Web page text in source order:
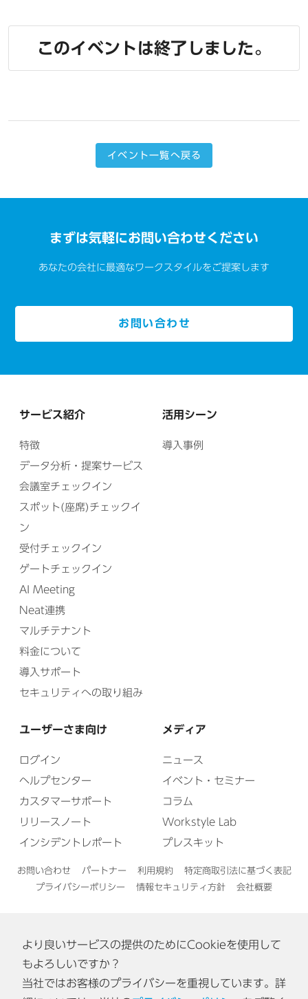
このイベントは終了しました。
イベント一覧へ戻る
まずは気軽にお問い合わせください
あなたの会社に最適なワークスタイルをご提案します
お問い合わせ
サービス紹介
特徴
データ分析・提案サービス
会議室チェックイン
スポット(座席)チェックイ
ン
受付チェックイン
ゲートチェックイン
AI Meeting
Neat連携
マルチテナント
料金について
導入サポート
セキュリティへの取り組み
活用シーン
導入事例
ユーザーさま向け
ログイン
ヘルプセンター
カスタマーサポート
リリースノート
インシデントレポート
メディア
ニュース
イベント・セミナー
コラム
Workstyle Lab
プレスキット
お問い合わせ パートナー 利用規約
特定商取引法に基づく表記
プライバシーポリシー
情報セキュリティ方針 会社概要
より良いサービスの提供のためにCookieを使用して
もよろしいですか？
当社ではお客様のプライバシーを重視しています。詳